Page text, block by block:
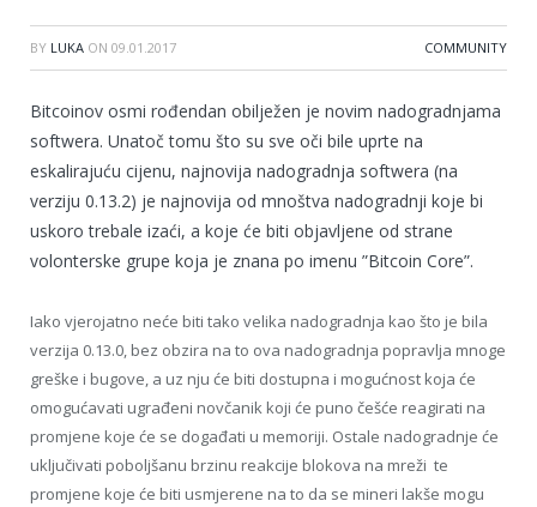
BY LUKA ON 09.01.2017 COMMUNITY
Bitcoinov osmi rođendan obilježen je novim nadogradnjama
softwera. Unatoč tomu što su sve oči bile uprte na
eskalirajuću cijenu, najnovija nadogradnja softwera (na
verziju 0.13.2) je najnovija od mnoštva nadogradnji koje bi
uskoro trebale izaći, a koje će biti objavljene od strane
volonterske grupe koja je znana po imenu ”Bitcoin Core”.
Iako vjerojatno neće biti tako velika nadogradnja kao što je bila
verzija 0.13.0, bez obzira na to ova nadogradnja popravlja mnoge
greške i bugove, a uz nju će biti dostupna i mogućnost koja će
omogućavati ugrađeni novčanik koji će puno češće reagirati na
promjene koje će se događati u memoriji. Ostale nadogradnje će
uključivati poboljšanu brzinu reakcije blokova na mreži te
promjene koje će biti usmjerene na to da se mineri lakše mogu